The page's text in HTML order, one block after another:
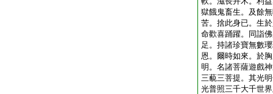
獄餓鬼畜生。及餘
苦。捨此身已。生
命歡喜踊躍。同詣
足。持諸珍寶無數
恩。爾時如來。於
明。名諸菩薩遊戲
三藐三菩提。其光
光普照三千大千世